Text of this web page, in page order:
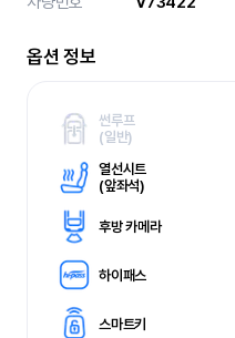
옵션 정보
썬루프
(일반)
열선시트
(앞좌석)
후방 카메라
하이패스
스마트키